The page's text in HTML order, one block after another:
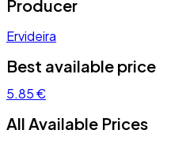
Producer
Ervideira
Best available price
5.85 €
All Available Prices